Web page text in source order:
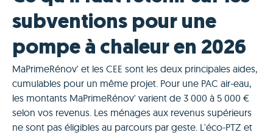
subventions pour une
pompe à chaleur en 2026
MaPrimeRénov' et les CEE sont les deux principales aides,
cumulables pour un même projet. Pour une PAC air-eau,
les montants MaPrimeRénov' varient de 3 000 à 5 000 €
selon vos revenus. Les ménages aux revenus supérieurs
ne sont pas éligibles au parcours par geste. L'éco-PTZ et